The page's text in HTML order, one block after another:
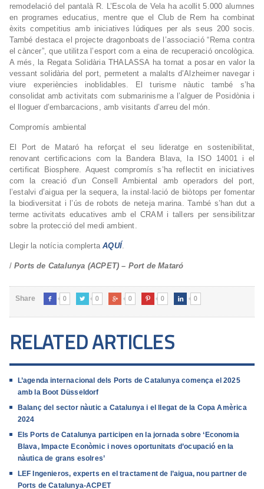
remodelació del pantalà R. L’Escola de Vela ha acollit 5.000 alumnes
en programes educatius, mentre que el Club de Rem ha combinat
èxits competitius amb iniciatives lúdiques per als seus 200 socis.
També destaca el projecte dragonboats de l’associació “Rema contra
el càncer”, que utilitza l’esport com a eina de recuperació oncològica.
A més, la Regata Solidària THALASSA ha tornat a posar en valor la
vessant solidària del port, permetent a malalts d’Alzheimer navegar i
viure experiències inoblidables. El turisme nàutic també s’ha
consolidat amb activitats com submarinisme a l’alguer de Posidònia i
el lloguer d’embarcacions, amb visitants d’arreu del món.
Compromís ambiental
El Port de Mataró ha reforçat el seu lideratge en sostenibilitat,
renovant certificacions com la Bandera Blava, la ISO 14001 i el
certificat Biosphere. Aquest compromís s’ha reflectit en iniciatives
com la creació d’un Consell Ambiental amb operadors del port,
l’estalvi d’aigua per la sequera, la instal·lació de biòtops per fomentar
la biodiversitat i l’ús de robots de neteja marina. També s’han dut a
terme activitats educatives amb el CRAM i tallers per sensibilitzar
sobre la protecció del medi ambient.
Llegir la notícia complertaAQUÍ.
/Ports de Catalunya (ACPET) – Port de Mataró
Share  0  0  0  0  0
RELATED ARTICLES
L’agenda internacional dels Ports de Catalunya comença el 2025
amb la Boot Düsseldorf
Balanç del sector nàutic a Catalunya i el llegat de la Copa Amèrica
2024
Els Ports de Catalunya participen en la jornada sobre ‘Economia
Blava, Impacte Econòmic i noves oportunitats d’ocupació en la
nàutica de grans esolres’
LEF Ingenieros, experts en el tractament de l’aigua, nou partner de
Ports de Catalunya-ACPET